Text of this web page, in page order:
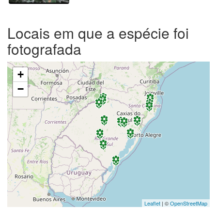
Locais em que a espécie foi
fotografada
+
−
Leaflet | ©OpenStreetMap